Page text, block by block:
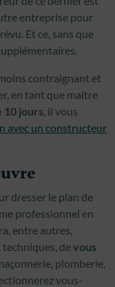
entreprise pour
Et ce, sans que
contraignant et
en tant que maître
10 jours, il vous
avec un constructeur
dresser le plan de
professionnel en
entre autres,
devous
plomberie,
vous-